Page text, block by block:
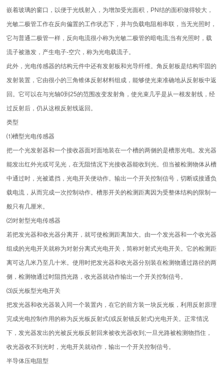
嵌着玻璃的窗口，以便于光线射入，为增加受光面积，PN结的面积做得较大，
光敏二极管工作在反向偏置的工作状态下，并与负载电阻相串联，当无光照时，
它与普通二极管一样，反向电流很小称为光敏二极管的暗电流;当有光照时，载
流子被激发，产生电子-空穴，称为光电载流子。
此外，光电传感器的结构元件中还有发射板和光导纤维。角反射板是结构牢固的
发射装置，它由很小的三角锥体反射材料组成，能够使光束准确地从反射板中返
回。它可以在与光轴0到25的范围改变发射角，使光束几乎是从一根发射线，经
过反射后，仍从这根反射线返回。
类型
⑴槽型光电传感器
把一个光发射器和一个接收器面对面地装在一个槽的两侧的是槽形光电。发光器
能发出红外光或可见光，在无阻情况下光接收器能收到光。但当被检测物体从槽
中通过时，光被遮挡，光电开关便动作。输出一个开关控制信号，切断或接通负
载电流，从而完成一次控制动作。槽形开关的检测距离因为受整体结构的限制一
般只有几厘米。
⑵对射型光电传感器
若把发光器和收光器分离开，就可使检测距离加大。由一个发光器和一个收光器
组成的光电开关就称为对射分离式光电开关，简称对射式光电开关。它的检测距
离可达几米乃至几十米。使用时把发光器和收光器分别装在检测物通过路径的两
侧，检测物通过时阻挡光路，收光器就动作输出一个开关控制信号。
⑶反光板型光电开关
把发光器和收光器装入同一个装置内，在它的前方装一块反光板，利用反射原理
完成光电控制作用的称为反光板反射式(或反射镜反射式)光电开关。正常情况
下，发光器发出的光被反光板反射回来被收光器收到;一旦光路被检测物挡住，
收光器收不到光时，光电开关就动作，输出一个开关控制信号。
半导体压电阻型